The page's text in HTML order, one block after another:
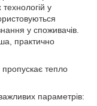
у
у споживачів.
практично
тепло
параметрів: